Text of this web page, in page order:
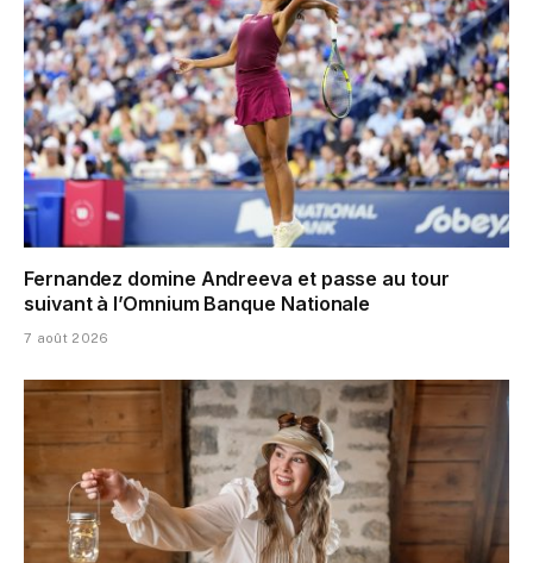
Fernandez domine Andreeva et passe au tour
suivant à l’Omnium Banque Nationale
7 août 2026